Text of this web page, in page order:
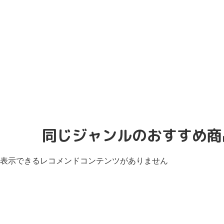
同じジャンルのおすすめ
表示できるレコメンドコンテンツがありません